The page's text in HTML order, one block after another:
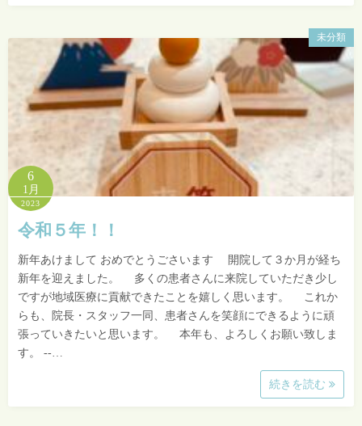
未分類
6
1月
2023
令和５年！！
新年あけまして おめでとうごさいます 開院して３か月が経ち
新年を迎えました。 多くの患者さんに来院していただき少し
ですが地域医療に貢献できたことを嬉しく思います。 これか
らも、院長・スタッフ一同、患者さんを笑顔にできるように頑
張っていきたいと思います。 本年も、よろしくお願い致しま
す。 --…
続きを読む